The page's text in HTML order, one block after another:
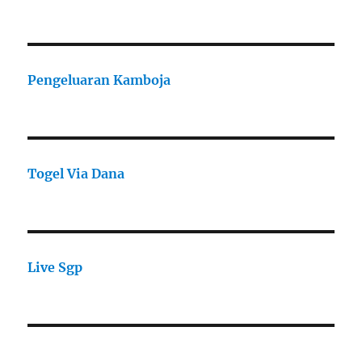
Pengeluaran Kamboja
Togel Via Dana
Live Sgp